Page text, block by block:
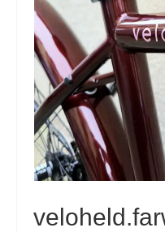
specials
tout terrain
urban arrow
impressum